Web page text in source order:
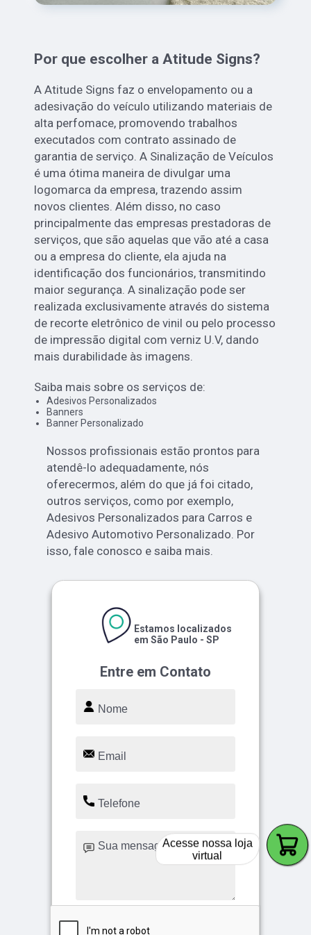
Por que escolher a Atitude Signs?
A Atitude Signs faz o envelopamento ou a
adesivação do veículo utilizando materiais de
alta perfomace, promovendo trabalhos
executados com contrato assinado de
garantia de serviço. A Sinalização de Veículos
é uma ótima maneira de divulgar uma
logomarca da empresa, trazendo assim
novos clientes. Além disso, no caso
principalmente das empresas prestadoras de
serviços, que são aquelas que vão até a casa
ou a empresa do cliente, ela ajuda na
identificação dos funcionários, transmitindo
maior segurança. A sinalização pode ser
realizada exclusivamente através do sistema
de recorte eletrônico de vinil ou pelo processo
de impressão digital com verniz U.V, dando
mais durabilidade às imagens.
Saiba mais sobre os serviços de:
Adesivos Personalizados
Banners
Banner Personalizado
Nossos profissionais estão prontos para
atendê-lo adequadamente, nós
oferecermos, além do que já foi citado,
outros serviços, como por exemplo,
Adesivos Personalizados para Carros e
Adesivo Automotivo Personalizado. Por
isso, fale conosco e saiba mais.
Entre em Contato
Estamos localizados
em São Paulo - SP
Acesse nossa loja
virtual